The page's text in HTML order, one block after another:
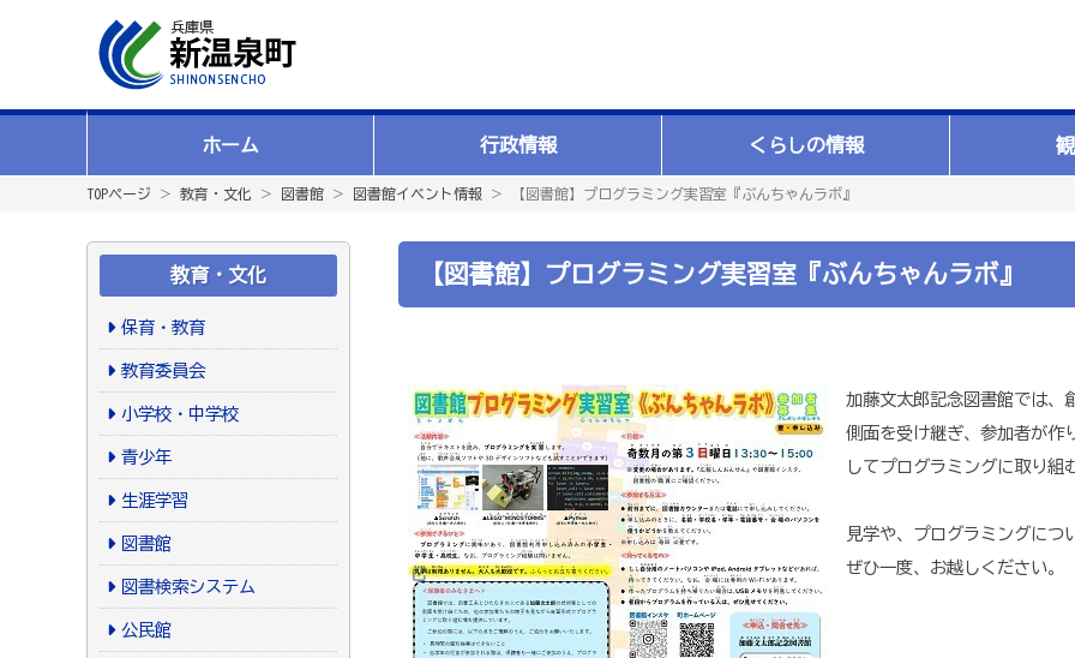
ホーム 行政情報 くらしの情報
TOPページ ＞ 教育・文化 ＞ 図書館 ＞ 図書館イベント情報 ＞ 【図書館】プログラミング実習室『ぶんちゃんラボ』
教育・文化
保育・教育
教育委員会
小学校・中学校
青少年
生涯学習
図書館
図書検索システム
公民館
【図書館】プログラミング実習室『ぶんちゃんラボ』
加藤文太郎記念図書館では、
側面を受け継ぎ、参加者が作
してプログラミングに取り組
見学や、プログラミングにつ
ぜひ一度、お越しください。